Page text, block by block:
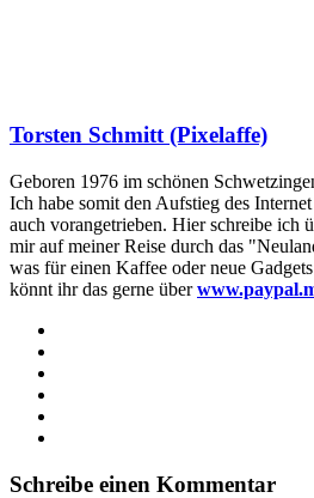
Torsten Schmitt (Pixelaffe)
Geboren 1976 im schönen
Ich habe somit den Aufstieg des
auch vorangetrieben. Hier schreibe ich
mir auf meiner Reise durch das
was für einen Kaffee oder neue
könnt ihr das gerne über
Schreibe einen Kommentar